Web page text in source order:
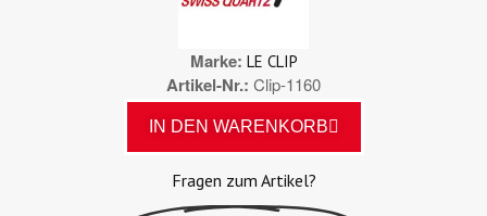
Marke LE CLIP
Artikel-Nr. Clip-1160
IN DEN WARENKORB
Fragen zum Artikel?